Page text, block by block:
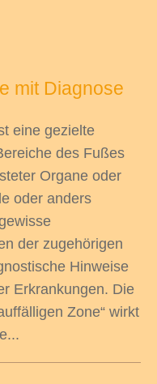
mit Diagnose
eine gezielte
des Fußes
Organe oder
oder anders
der zugehörigen
Hinweise
Erkrankungen. Die
Zone“ wirkt